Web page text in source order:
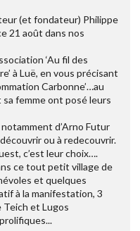
(et fondateur) Philippe
21 août dans nos
‘Au fil des
à Luë, en vous précisant
Carbonne’…au
femme ont posé leurs
d’Arno Futur
ou à redecouvrir.
c’est leur choix….
ce tout petit village de
et quelques
à la manifestation, 3
Teich et Lugos